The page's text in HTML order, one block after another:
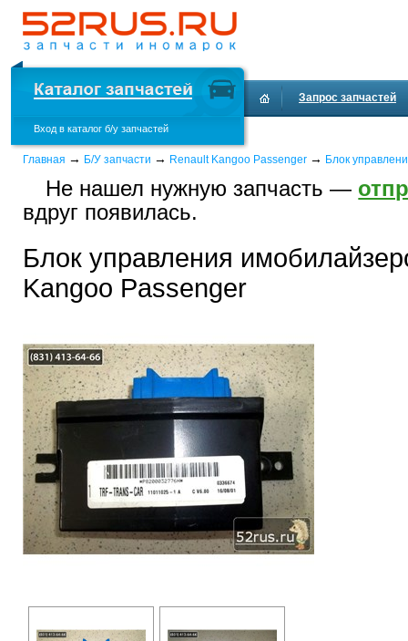
Вход в каталог б/у запчастей
Запрос запчастей
Главная → Б/У запчасти → Renault Kangoo Passenger → Блок
Не нашел нужную запчасть —
вдруг появилась.
Блок управления
Kangoo Passenger